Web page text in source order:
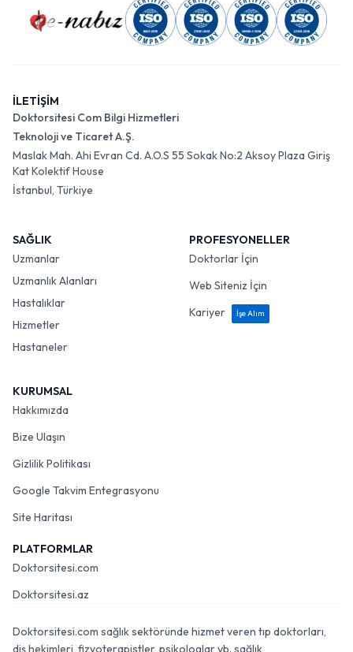
İLETİŞİM
Doktorsitesi Com Bilgi Hizmetleri
Teknoloji ve Ticaret A.Ş.
Maslak Mah. Ahi Evran Cd. A.O.S 55 Sokak No:2 Aksoy Plaza Giriş
Kat Kolektif House
İstanbul, Türkiye
SAĞLIK
Uzmanlar
Uzmanlık Alanları
Hastalıklar
Hizmetler
Hastaneler
PROFESYONELLER
Doktorlar İçin
Web Siteniz İçin
Kariyer
İşe Alım
KURUMSAL
Hakkımızda
Bize Ulaşın
Gizlilik Politikası
Google Takvim Entegrasyonu
Site Haritası
PLATFORMLAR
Doktorsitesi.com
Doktorsitesi.az
Doktorsitesi.com sağlık sektöründe hizmet veren tıp doktorları,
diş hekimleri, fizyoterapistler, psikologlar vb. sağlık